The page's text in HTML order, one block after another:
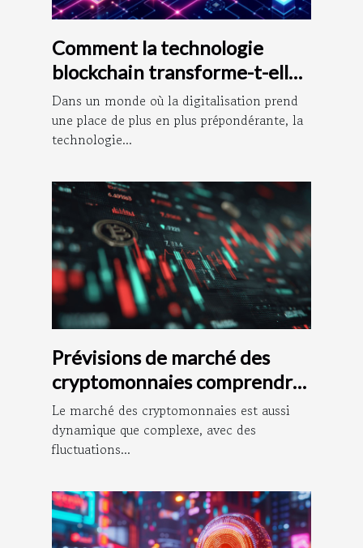
Comment la technologie
blockchain transforme-t-elle
le secteur financier ?
Dans un monde où la digitalisation prend
une place de plus en plus prépondérante, la
technologie...
Prévisions de marché des
cryptomonnaies comprendre
les signaux pour investir au
bon moment
Le marché des cryptomonnaies est aussi
dynamique que complexe, avec des
fluctuations...